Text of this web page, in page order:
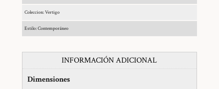
Coleccion: Vertigo
Estilo: Contemporáneo
INFORMACIÓN ADICIONAL
Dimensiones